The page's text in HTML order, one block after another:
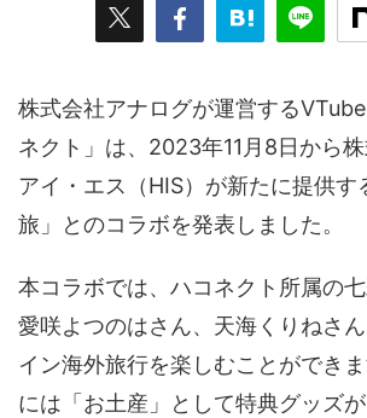
キャンペーン クラウドファ
ソーシャルVR デジモノ バーチャル
パノラマ ボカロ メタバース レ
海外 演劇・舞台 特集企画 生成
株式会社アナログが運営する
ネクト」は、2023年11月8日から株
アイ・エス（HIS）が新たに提供す
旅」とのコラボを発表しました。
本コラボでは、ハコネクト所属の七
愛咲よつのはさん、天海くりねさ
イン海外旅行を楽しむことができ
には「お土産」として特典グッズが